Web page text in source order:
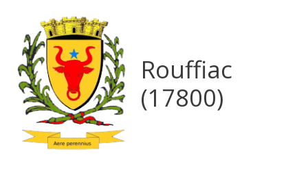
Rouffiac
(17800)